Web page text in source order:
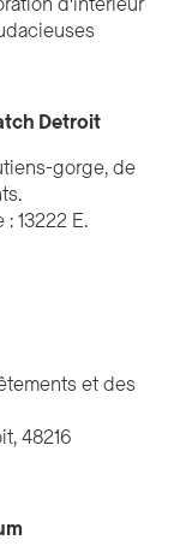
Detroit
gorge, de
13222 E.
et des
48216